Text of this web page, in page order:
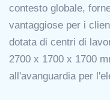
contesto globale,
vantaggiose per i
dotata di centri di
2700 x 1700 x 1700
all'avanguardia per